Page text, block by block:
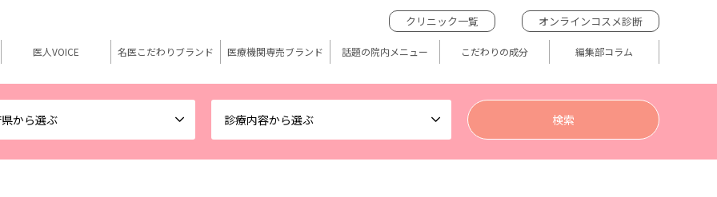
から選ぶ 診療内容から選ぶ
クリニック一覧 オンラインコスメ診断
医人VOICE 名医こだわりブランド 医療機関専売ブランド 話題の院内メニュー こだわりの成分 編集部コラム